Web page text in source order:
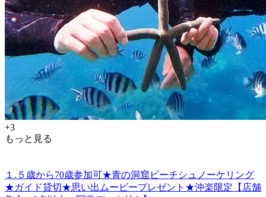
+3
もっと見る
１.５歳から70歳参加可★青の洞窟ビーチシュノーケリング
★ガイド貸切★思い出ムービープレゼント★沖楽限定【店舗